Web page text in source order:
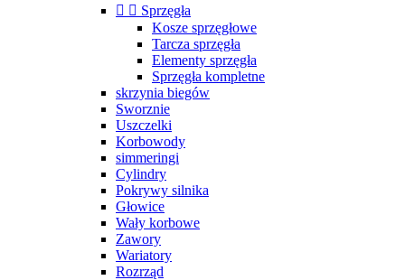
  Sprzęgła
Kosze sprzęgłowe
Tarcza sprzęgła
Elementy sprzęgła
Sprzęgła kompletne
skrzynia biegów
Sworznie
Uszczelki
Korbowody
simmeringi
Cylindry
Pokrywy silnika
Głowice
Wały korbowe
Zawory
Wariatory
Rozrząd